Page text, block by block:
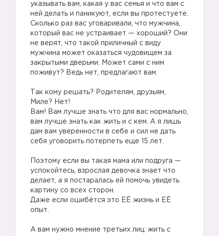
указывать вам, какая у вас семья и что вам с
ней делать и паникуют, если вы протестуете.
Сколько раз вас уговаривали, что мужчина,
который вас не устраивает — хороший? Они
не верят, что такой приличный с виду
мужчина может оказаться чудовищем за
закрытыми дверьми. Может сами с ним
поживут? Ведь нет, предлагают вам.
Так кому решать? Родителям, друзьям,
Миле? Нет!
Вам! Вам лучше знать что для вас нормально,
вам лучше знать как жить и с кем. А я лишь
дам вам уверенности в себе и сил не дать
себя уговорить потерпеть еще 15 лет.
Поэтому если вы такая мама или подруга —
успокойтесь, взрослая девочка знает что
делает, а я постаралась ей помочь увидеть
картину со всех сторон.
Даже если ошибётся это ЕЁ жизнь и ЕЁ
опыт.
А вам нужно мнение третьих лиц: жить с